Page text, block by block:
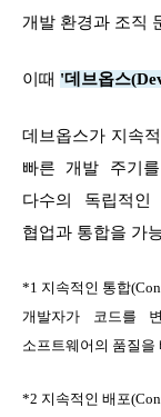
개발 환경과 조직
이때 '데브옵스
데브옵스가 지속
빠른 개발 주기
다수의 독립적
협업과 통합을 가
*1 지속적인 통합
개발자가 코드를
소프트웨어의 품질을
*2 지속적인 배포